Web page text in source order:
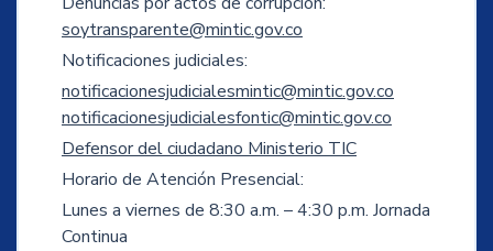
soytransparente@mintic.gov.co
Notificaciones judiciales:
notificacionesjudicialesmintic@mintic.gov.co
notificacionesjudicialesfontic@mintic.gov.co
Defensor del ciudadano Ministerio TIC
Horario de Atención Presencial:
Lunes a viernes de 8:30 a.m. – 4:30 p.m. Jornada
Continua